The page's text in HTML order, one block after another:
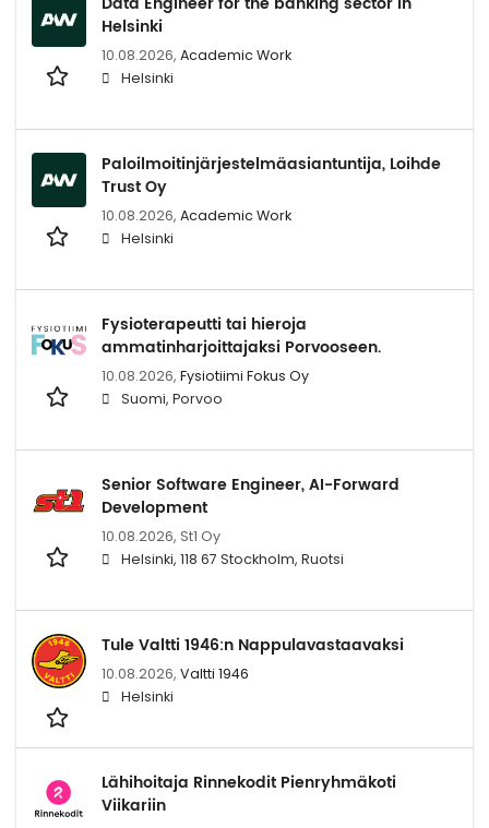
Helsinki
10.08.2026, Academic Work
Helsinki
Paloilmoitinjärjestelmäasiantuntija, Loihde
Trust Oy
10.08.2026, Academic Work
Helsinki
Fysioterapeutti tai hieroja
ammatinharjoittajaksi Porvooseen.
10.08.2026, Fysiotiimi Fokus Oy
Suomi, Porvoo
Senior Software Engineer, AI-Forward
Development
10.08.2026, St1 Oy
Helsinki, 118 67 Stockholm, Ruotsi
Tule Valtti 1946:n Nappulavastaavaksi
10.08.2026, Valtti 1946
Helsinki
Lähihoitaja Rinnekodit Pienryhmäkoti
Viikariin